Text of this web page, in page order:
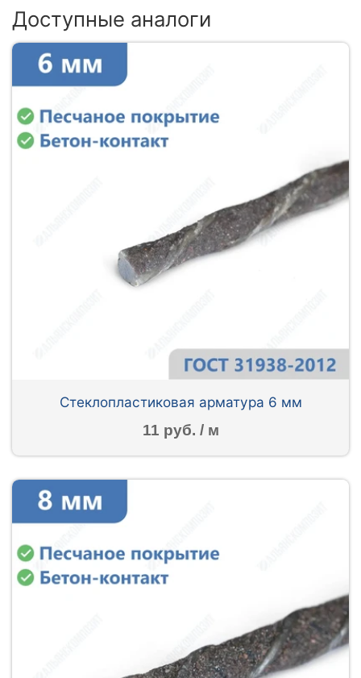
Доступные аналоги
Стеклопластиковая арматура 6 мм
11 руб. / м